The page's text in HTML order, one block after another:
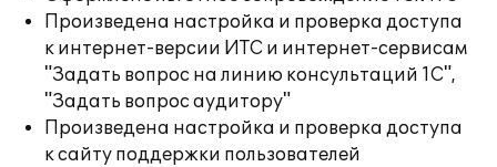
Произведена настройка и проверка доступа
к интернет-версии ИТС и интернет-сервисам
"Задать вопрос на линию консультаций 1С",
"Задать вопрос аудитору"
Произведена настройка и проверка доступа
к сайту поддержки пользователей